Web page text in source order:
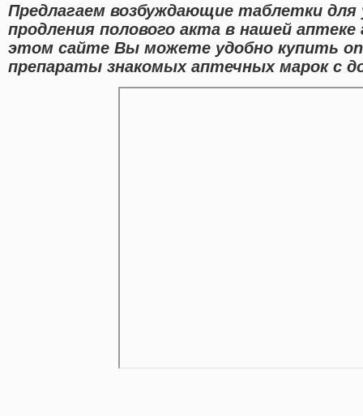
Предлагаем возбуждающие таблетки для
продления полового акта в нашей аптеке
этом сайте Вы можете удобно купить
препараты знакомых аптечных марок с